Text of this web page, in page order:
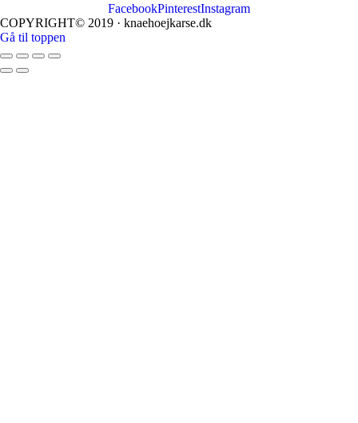
FacebookPinterestInstagram
COPYRIGHT© 2019 · knaehoejkarse.dk
Gå til toppen